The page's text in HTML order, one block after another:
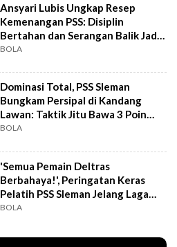
Ansyari Lubis Ungkap Resep
Kemenangan PSS: Disiplin
Bertahan dan Serangan Balik Jadi
Momok Lawan
BOLA
Dominasi Total, PSS Sleman
Bungkam Persipal di Kandang
Lawan: Taktik Jitu Bawa 3 Poin
Penuh
BOLA
'Semua Pemain Deltras
Berbahaya!', Peringatan Keras
Pelatih PSS Sleman Jelang Laga
Sengit
BOLA